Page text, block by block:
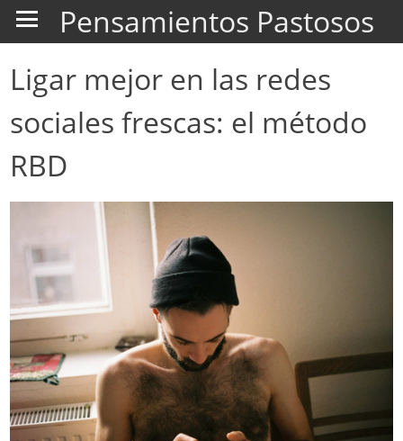
Pensamientos Pastosos
Ligar mejor en las redes
sociales frescas: el método
RBD